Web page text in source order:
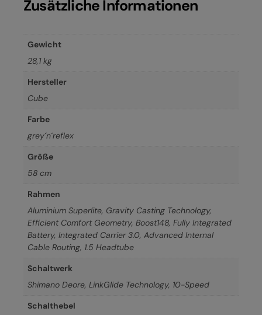
Zusätzliche Informationen
Gewicht
28,1 kg
Hersteller
Cube
Farbe
grey´n´reflex
Größe
58 cm
Rahmen
Aluminium Superlite, Gravity Casting Technology,
Efficient Comfort Geometry, Boost148, Fully Integrated
Battery, Integrated Carrier 3.0, Advanced Internal
Cable Routing, 1.5 Headtube
Schaltwerk
Shimano Deore, LinkGlide Technology, 10-Speed
Schalthebel